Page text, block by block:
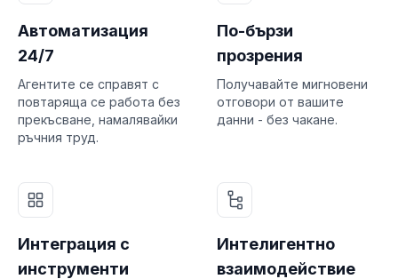
Автоматизация
24/7
Агентите се справят с
повтаряща се работа без
прекъсване, намалявайки
ръчния труд.
По-бързи
прозрения
Получавайте мигновени
отговори от вашите
данни - без чакане.
Интеграция с
инструменти
Интелигентно
взаимодействие